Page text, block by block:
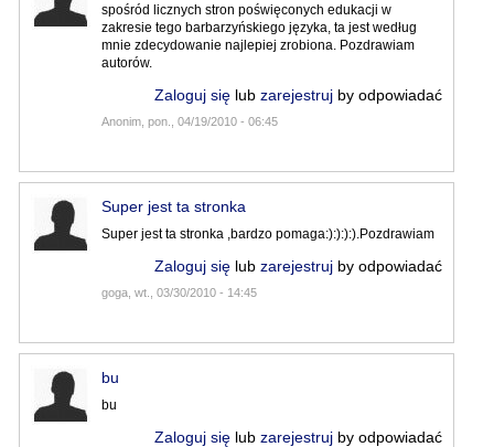
spośród licznych stron poświęconych edukacji w
zakresie tego barbarzyńskiego języka, ta jest według
mnie zdecydowanie najlepiej zrobiona. Pozdrawiam
autorów.
Zaloguj sięlub zarejestrujby odpowiadać
Anonim, pon., 04/19/2010 - 06:45
Super jest ta stronka
Super jest ta stronka ,bardzo pomaga:):):):).Pozdrawiam
Zaloguj sięlub zarejestrujby odpowiadać
goga, wt., 03/30/2010 - 14:45
bu
bu
Zaloguj sięlub zarejestrujby odpowiadać